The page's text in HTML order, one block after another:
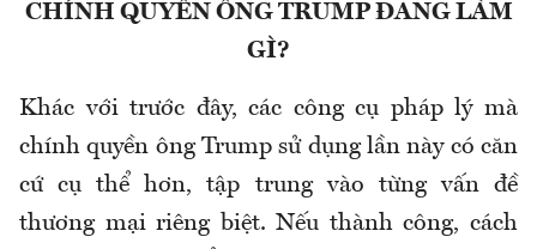
CHÍNH QUYỀN ÔNG TRUMP ĐANG LÀM
GÌ?
Khác với trước đây, các công cụ pháp lý mà
chính quyền ông Trump sử dụng lần này có căn
cứ cụ thể hơn, tập trung vào từng vấn đề
thương mại riêng biệt. Nếu thành công, cách